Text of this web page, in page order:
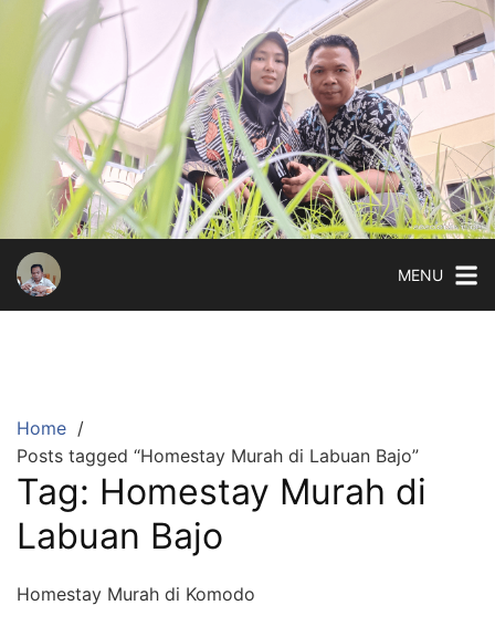
content
MENU
Home
Posts tagged “Homestay Murah di Labuan Bajo”
Tag: Homestay Murah di
Labuan Bajo
Homestay Murah di Komodo